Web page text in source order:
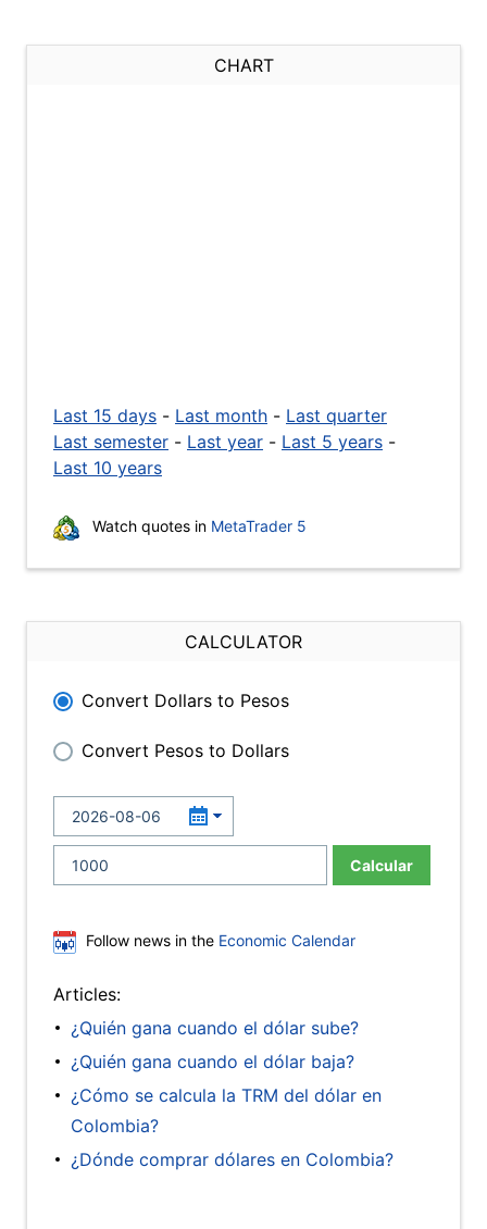
CHART
Last 15 days - Last month - Last quarter
Last semester - Last year - Last 5 years -
Last 10 years
Watch quotes in MetaTrader 5
CALCULATOR
Convert Dollars to Pesos
Convert Pesos to Dollars
Calcular
Follow news in the Economic Calendar
Articles:
¿Quién gana cuando el dólar sube?
¿Quién gana cuando el dólar baja?
¿Cómo se calcula la TRM del dólar en
Colombia?
¿Dónde comprar dólares en Colombia?